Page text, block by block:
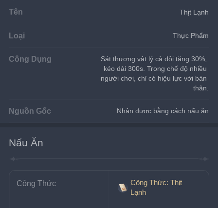
Tên Thịt Lạnh
Loại Thực Phẩm
Công Dụng
Sát thương vật lý cả đội tăng 30%,
kéo dài 300s. Trong chế độ nhiều
người chơi, chỉ có hiệu lực với bản
thân.
Nguồn Gốc Nhận được bằng cách nấu ăn
Nấu Ăn
Công Thức
Công Thức: Thịt
Lạnh